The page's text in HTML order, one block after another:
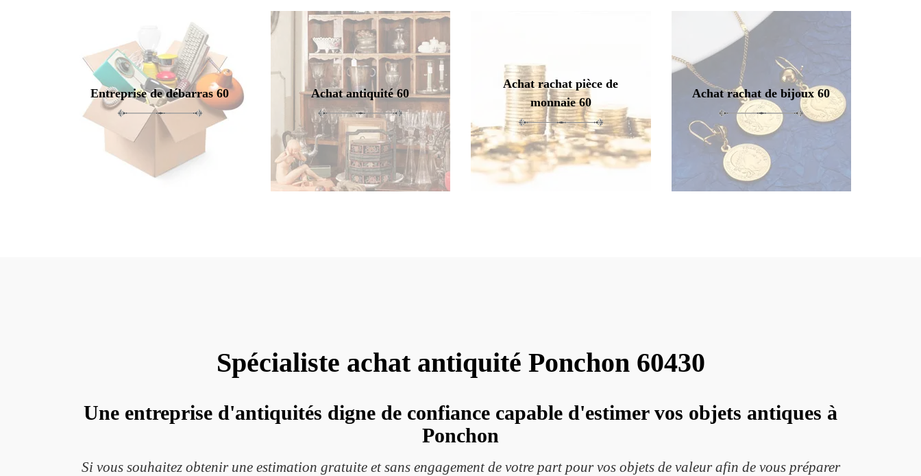
Entreprise de débarras 60 Achat antiquité 60
Achat rachat pièce de
monnaie 60
Achat rachat de bijoux 60
Spécialiste achat antiquité Ponchon 60430
Une entreprise d'antiquités digne de confiance capable d'estimer vos objets antiques à
Ponchon
Si vous souhaitez obtenir une estimation gratuite et sans engagement de votre part pour vos objets de valeur afin de vous préparer